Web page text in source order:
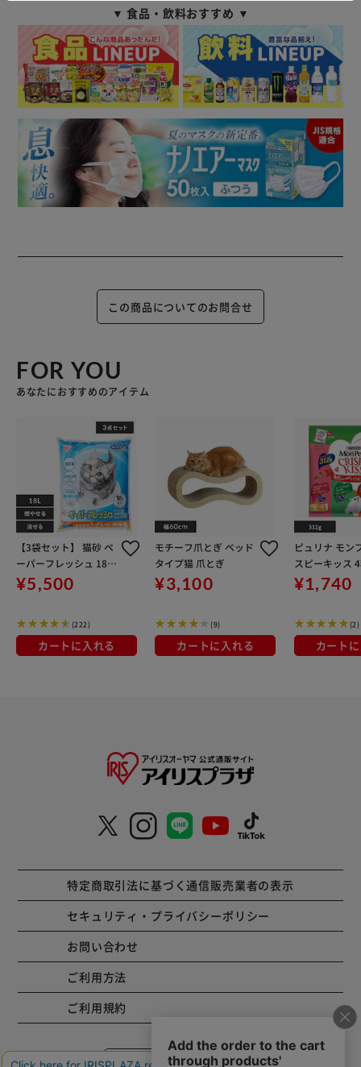
▼ 食品・飲料おすすめ ▼
この商品についてのお問合せ
FOR YOU
あなたにおすすめのアイテム
【3袋セット】 猫砂 ペ
ーパーフレッシュ 18L
PFC-18L 紙 猫砂
¥5,500
(222)
カートに入れる
モチーフ爪とぎ ベッド
タイプ猫 爪とぎ
¥3,100
(9)
カートに入れる
ピュリナ モン
スピーキッス
リル厳選バラ
ック 312g 猫
¥1,740
(2)
カート
特定商取引法に基づく通信販売業者の表示
セキュリティ・プライバシーポリシー
お問い合わせ
ご利用方法
ご利用規約
コーポレートサイト